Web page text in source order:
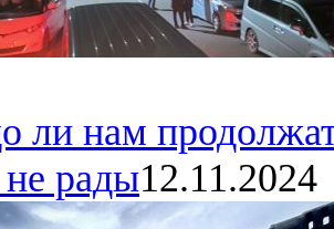
ли нам
рады12.11.2024